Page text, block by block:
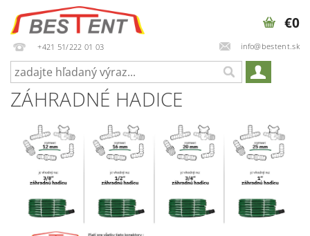
+421 51/222 01 03 info@bestent.sk
€0
ZÁHRADNÉ HADICE